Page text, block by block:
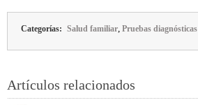
Categorías: Salud familiar, Pruebas diagnósticas
Artículos relacionados